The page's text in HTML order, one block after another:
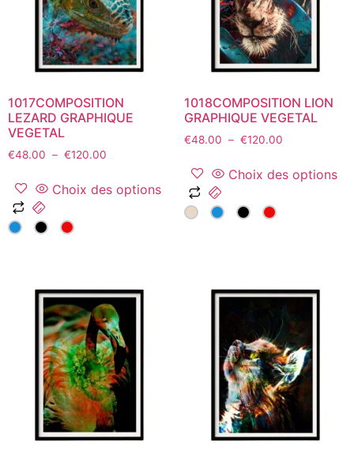
choisies
sur
la
page
produit
sur
la
page
du
1017COMPOSITION
LEZARD GRAPHIQUE
VEGETAL
€48.00 – €120.00
prix :
€48.00
Choix des options
Ce
produit
Les
options
peuvent
être
choisies
sur
la
page
1018COMPOSITION LION
GRAPHIQUE VEGETAL
€48.00 – €120.00Plage
prix :
€48.00
Choix des options
Ce
produit
Les
être
choisies
sur
la
page
du